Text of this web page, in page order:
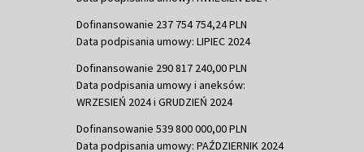
Dofinansowanie 237 754 754,24 PLN
Data podpisania umowy: LIPIEC 2024
Dofinansowanie 290 817 240,00 PLN
Data podpisania umowy i aneksów:
WRZESIEŃ 2024 i GRUDZIEŃ 2024
Dofinansowanie 539 800 000,00 PLN
Data podpisania umowy: PAŹDZIERNIK 2024